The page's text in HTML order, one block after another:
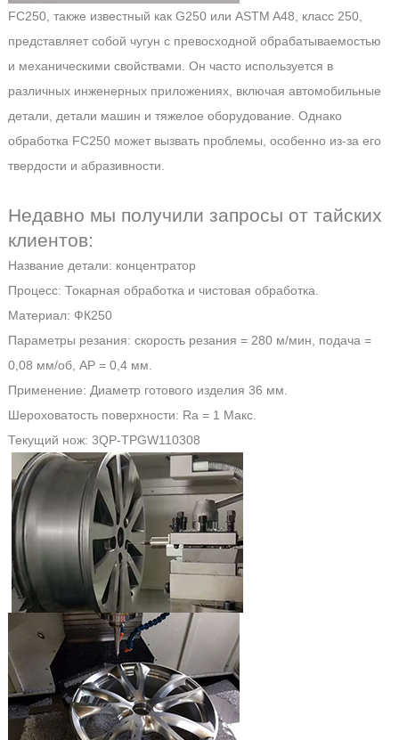
FC250, также известный как G250 или ASTM A48, класс 250,
представляет собой чугун с превосходной обрабатываемостью
и механическими свойствами. Он часто используется в
различных инженерных приложениях, включая автомобильные
детали, детали машин и тяжелое оборудование. Однако
обработка FC250 может вызвать проблемы, особенно из-за его
твердости и абразивности.
Недавно мы получили запросы от тайских
клиентов:
Название детали: концентратор
Процесс: Токарная обработка и чистовая обработка.
Материал: ФК250
Параметры резания: скорость резания = 280 м/мин, подача =
0,08 мм/об, AP = 0,4 мм.
Применение: Диаметр готового изделия 36 мм.
Шероховатость поверхности: Ra = 1 Макс.
Текущий нож: 3QP-TPGW110308